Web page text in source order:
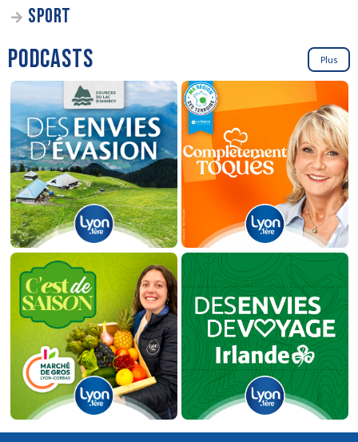
SPORT
PODCASTS Plus